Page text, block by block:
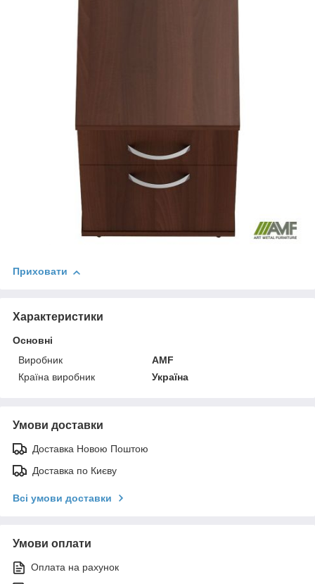
Приховати
Характеристики
Основні
Виробник
AMF
Країна виробник
Україна
Умови доставки
Доставка Новою Поштою
Доставка по Києву
Всі умови доставки
Умови оплати
Оплата на рахунок